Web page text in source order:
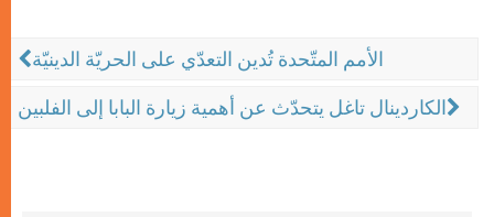
الأمم المتّحدة تُدين التعدّي على الحريّة الدينيّة
الكاردينال تاغل يتحدّث عن أهمية زيارة البابا إلى الفلبين